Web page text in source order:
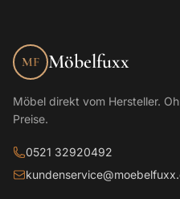
MF Möbelfuxx
Möbel direkt vom Hersteller.
Preise.
0521 32920492